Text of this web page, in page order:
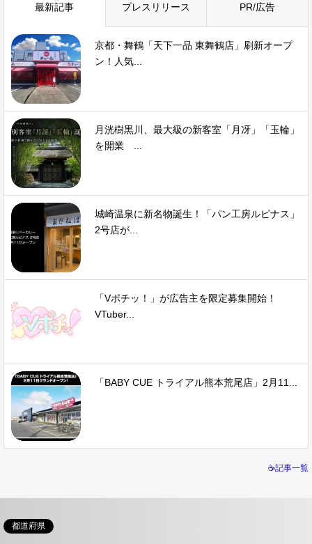
最新記事 プレスリリース PR/広告
京都・舞鶴「天下一品 東舞鶴店」刷新オープ
ン！人気...
月洸樹黒川、最大級の新客室「月冴」「玉輪」
を開業 ...
城崎温泉に新名物誕生！「パン工房ルピナス」
2号店が...
「Vポチッ！」が広告主を限定募集開始！
VTuber...
「BABY CUE トライアル熊本荒尾店」2月11...
☕記事一覧
都道府県